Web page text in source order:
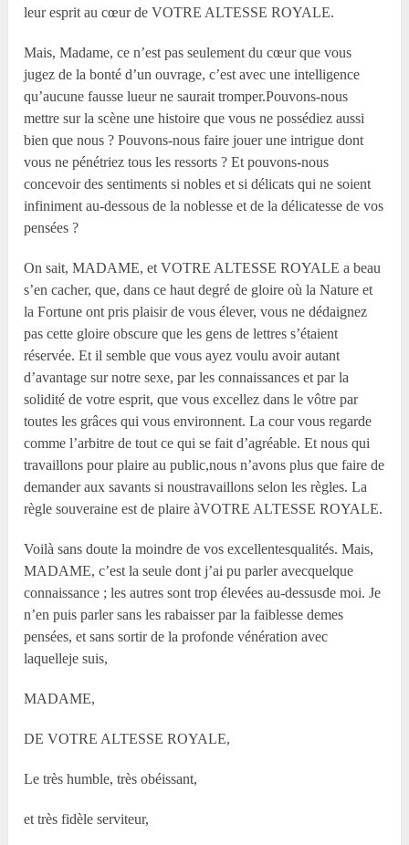
leur esprit au cœur de VOTRE ALTESSE ROYALE.
Mais, Madame, ce n’est pas seulement du cœur que vous
jugez de la bonté d’un ouvrage, c’est avec une intelligence
qu’aucune fausse lueur ne saurait tromper.Pouvons-nous
mettre sur la scène une histoire que vous ne possédiez aussi
bien que nous ? Pouvons-nous faire jouer une intrigue dont
vous ne pénétriez tous les ressorts ? Et pouvons-nous
concevoir des sentiments si nobles et si délicats qui ne soient
infiniment au-dessous de la noblesse et de la délicatesse de vos
pensées ?
On sait, MADAME, et VOTRE ALTESSE ROYALE a beau
s’en cacher, que, dans ce haut degré de gloire où la Nature et
la Fortune ont pris plaisir de vous élever, vous ne dédaignez
pas cette gloire obscure que les gens de lettres s’étaient
réservée. Et il semble que vous ayez voulu avoir autant
d’avantage sur notre sexe, par les connaissances et par la
solidité de votre esprit, que vous excellez dans le vôtre par
toutes les grâces qui vous environnent. La cour vous regarde
comme l’arbitre de tout ce qui se fait d’agréable. Et nous qui
travaillons pour plaire au public,nous n’avons plus que faire de
demander aux savants si noustravaillons selon les règles. La
règle souveraine est de plaire àVOTRE ALTESSE ROYALE.
Voilà sans doute la moindre de vos excellentesqualités. Mais,
MADAME, c’est la seule dont j’ai pu parler avecquelque
connaissance ; les autres sont trop élevées au-dessusde moi. Je
n’en puis parler sans les rabaisser par la faiblesse demes
pensées, et sans sortir de la profonde vénération avec
laquelleje suis,
MADAME,
DE VOTRE ALTESSE ROYALE,
Le très humble, très obéissant,
et très fidèle serviteur,